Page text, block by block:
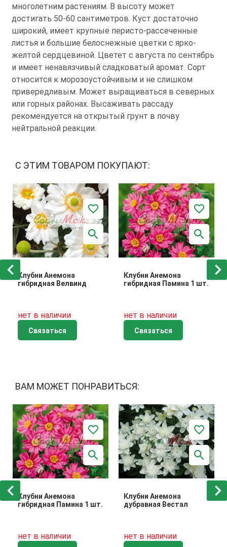
многолетним растениям. В высоту может
достигать 50-60 сантиметров. Куст достаточно
широкий, имеет крупные перисто-рассеченные
листья и большие белоснежные цветки с ярко-
желтой сердцевиной. Цветет с августа по сентябрь
и имеет ненавязчивый сладковатый аромат. Сорт
относится к морозоустойчивым и не слишком
привередливым. Может выращиваться в северных
или горных районах. Высаживать рассаду
рекомендуется на открытый грунт в почву
нейтральной реакции.
С ЭТИМ ТОВАРОМ ПОКУПАЮТ:
Клубни Анемона
гибридная Велвинд
нет в наличии
Связаться
Клубни Анемона
гибридная Памина 1 шт.
нет в наличии
Связаться
ВАМ МОЖЕТ ПОНРАВИТЬСЯ:
Клубни Анемона
гибридная Памина 1 шт.
нет в наличии
Клубни Анемона
дубравная Вестал
нет в наличии